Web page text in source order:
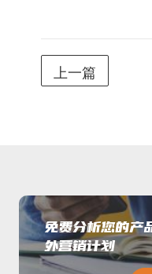
上一篇
免费分析您的产
外营销计划